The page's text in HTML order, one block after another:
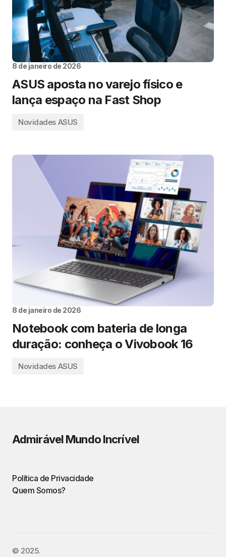
8 de janeiro de 2026
ASUS aposta no varejo físico e
lança espaço na Fast Shop
Novidades ASUS
8 de janeiro de 2026
Notebook com bateria de longa
duração: conheça o Vivobook 16
Novidades ASUS
Admirável Mundo Incrível
Política de Privacidade
Quem Somos?
©️ 2025.